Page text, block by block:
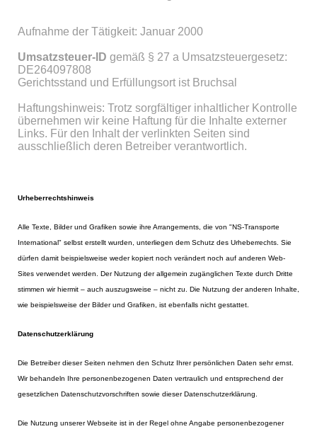
Aufnahme der Tätigkeit: Januar 2000
Umsatzsteuer-ID gemäß § 27 a Umsatzsteuergesetz:
DE264097808
Gerichtsstand und Erfüllungsort ist Bruchsal
Haftungshinweis: Trotz sorgfältiger inhaltlicher Kontrolle
übernehmen wir keine Haftung für die Inhalte externer
Links. Für den Inhalt der verlinkten Seiten sind
ausschließlich deren Betreiber verantwortlich.
Urheberrechtshinweis
Alle Texte, Bilder und Grafiken sowie ihre Arrangements, die von "NS-Transporte
International" selbst erstellt wurden, unterliegen dem Schutz des Urheberrechts. Sie
dürfen damit beispielsweise weder kopiert noch verändert noch auf anderen Web-
Sites verwendet werden. Der Nutzung der allgemein zugänglichen Texte durch Dritte
stimmen wir hiermit – auch auszugsweise – nicht zu. Die Nutzung der anderen Inhalte,
wie beispielsweise der Bilder und Grafiken, ist ebenfalls nicht gestattet.
Datenschutzerklärung
Die Betreiber dieser Seiten nehmen den Schutz Ihrer persönlichen Daten sehr ernst.
Wir behandeln Ihre personenbezogenen Daten vertraulich und entsprechend der
gesetzlichen Datenschutzvorschriften sowie dieser Datenschutzerklärung.
Die Nutzung unserer Webseite ist in der Regel ohne Angabe personenbezogener